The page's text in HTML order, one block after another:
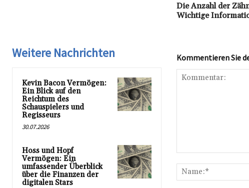
Die Anzahl der
Wichtige
Weitere Nachrichten
Kevin Bacon Vermögen:
Ein Blick auf den
Reichtum des
Schauspielers und
Regisseurs
30.07.2026
Hoss und Hopf
Vermögen: Ein
umfassender Überblick
über die Finanzen der
digitalen Stars
Kommentieren Sie